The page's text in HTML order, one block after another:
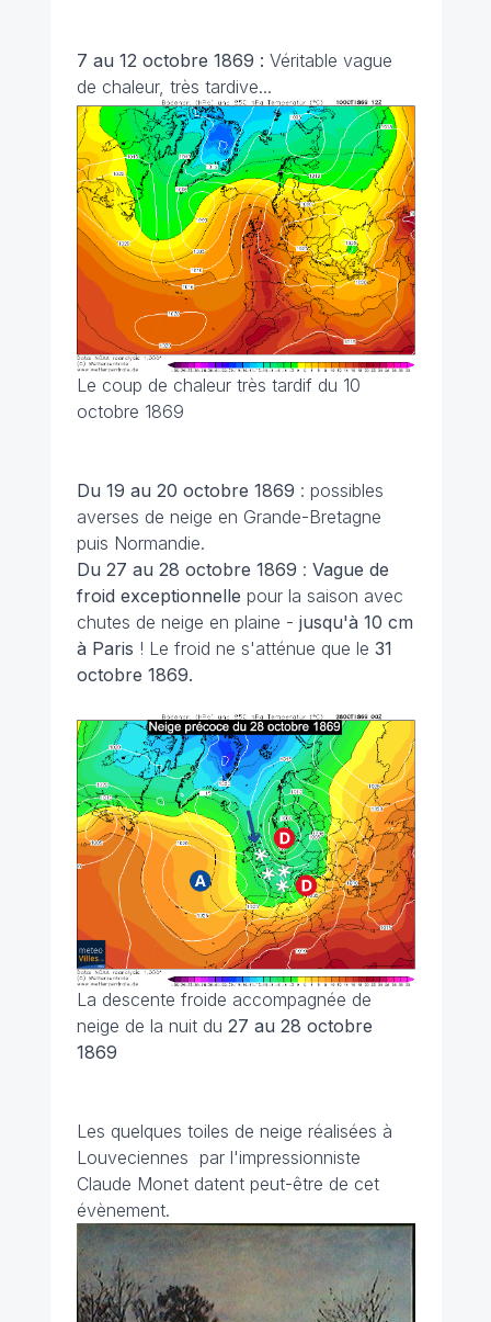
7 au 12 octobre 1869 : Véritable vague
de chaleur, très tardive...
Le coup de chaleur très tardif du 10
octobre 1869
Du 19 au 20 octobre 1869 : possibles
averses de neige en Grande-Bretagne
puis Normandie.
Du 27 au 28 octobre 1869 : Vague de
froid exceptionnelle pour la saison avec
chutes de neige en plaine - jusqu'à 10 cm
à Paris ! Le froid ne s'atténue que le 31
octobre 1869.
La descente froide accompagnée de
neige de la nuit du 27 au 28 octobre
1869
Les quelques toiles de neige réalisées à
Louveciennes par l'impressionniste
Claude Monet datent peut-être de cet
évènement.